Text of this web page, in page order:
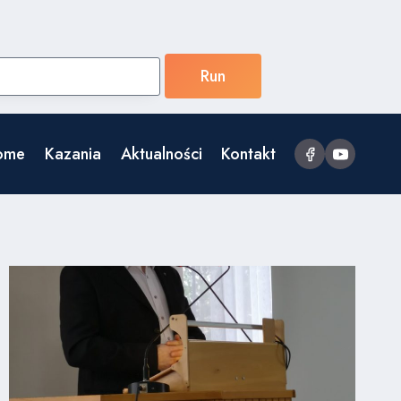
Kazania Aktualności Kontakt